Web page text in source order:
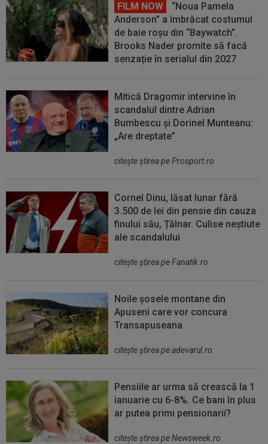
FILM NOW
“Noua Pamela
Anderson” a îmbrăcat costumul
de baie roșu din “Baywatch”.
Brooks Nader promite să facă
senzație în serialul din 2027
Mitică Dragomir intervine în
scandalul dintre Adrian
Bumbescu și Dorinel Munteanu:
„Are dreptate”
citeşte ştirea pe Prosport.ro
Cornel Dinu, lăsat lunar fără
3.500 de lei din pensie din cauza
finului său, Țălnar. Culise neștiute
ale scandalului
citeşte ştirea pe Fanatik.ro
Noile șosele montane din
Apuseni care vor concura
Transapuseana
citeşte ştirea pe adevarul.ro
Pensiile ar urma să crească la 1
ianuarie cu 6-8%. Ce bani în plus
ar putea primi pensionarii?
citeşte ştirea pe Newsweek.ro